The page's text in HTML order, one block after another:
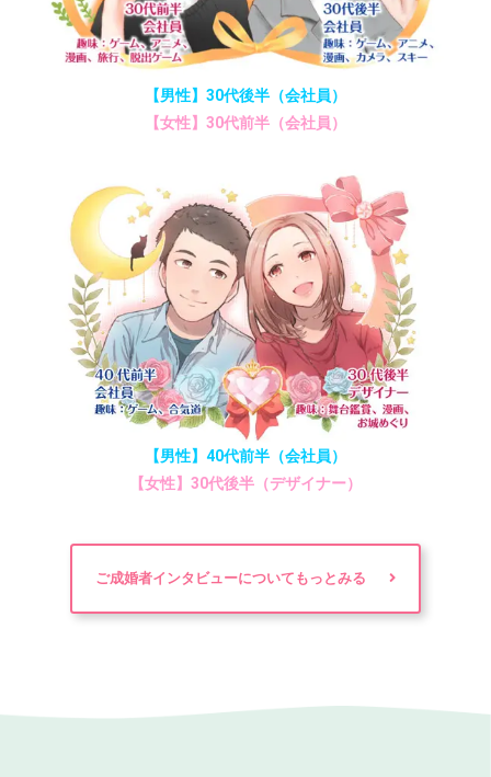
【男性】30代後半（会社員）
【女性】30代前半（会社員）
【男性】40代前半（会社員）
【女性】30代後半（デザイナー）
ご成婚者インタビューについてもっとみる